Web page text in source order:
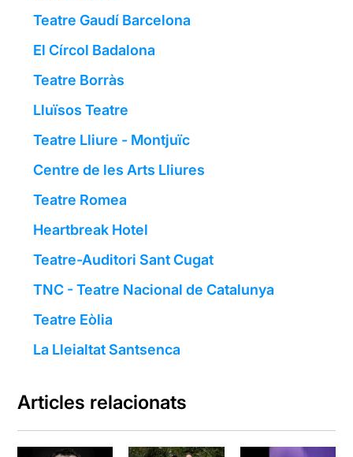
Teatre Gaudí Barcelona
El Círcol Badalona
Teatre Borràs
Lluïsos Teatre
Teatre Lliure - Montjuïc
Centre de les Arts Lliures
Teatre Romea
Heartbreak Hotel
Teatre-Auditori Sant Cugat
TNC - Teatre Nacional de Catalunya
Teatre Eòlia
La Lleialtat Santsenca
Articles relacionats